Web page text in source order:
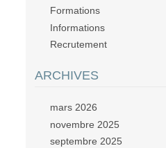
Formations
Informations
Recrutement
ARCHIVES
mars 2026
novembre 2025
septembre 2025